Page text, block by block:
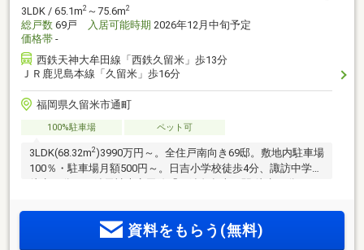
3LDK / 65.1m2 ～75.6m2
総戸数 69戸 入居可能時期 2026年12月中旬予定
価格帯 -
西鉄天神大牟田線「西鉄久留米」歩13分
ＪＲ鹿児島本線「久留米」歩16分
福岡県久留米市通町
100%駐車場 ペット可
3LDK(68.32m2)3990万円～。全住戸南向き69邸。敷地内駐車場
100％・駐車場月額500円～。日吉小学校徒歩4分、諏訪中学校
徒歩20分。西鉄天神大牟田線「西鉄久留米」駅 徒歩13分、JR
ス。
資料をもらう(無料)